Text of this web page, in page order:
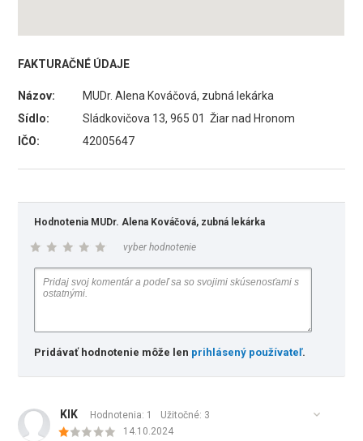
FAKTURAČNÉ ÚDAJE
Názov:
MUDr. Alena Kováčová, zubná lekárka
Sídlo:
Sládkovičova 13, 965 01 Žiar nad Hronom
IČO:
42005647
Hodnotenia MUDr. Alena Kováčová, zubná lekárka
vyber hodnotenie
Pridávať hodnotenie môže len prihlásený používateľ.
KIK Hodnotenia: 1 Užitočné: 3
14.10.2024